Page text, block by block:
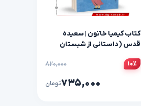
کتاب کیمیا خاتون | سعیده
قدس (داستانی از شبستان
۱۰٪ ۸۲۰,۰۰۰
۷۳۵,۰۰۰تومان